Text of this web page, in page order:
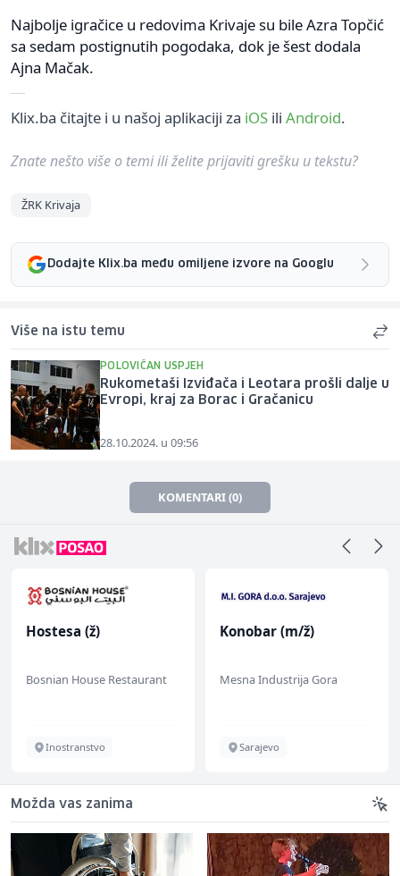
Najbolje igračice u redovima Krivaje su bile Azra Topčić
sa sedam postignutih pogodaka, dok je šest dodala
Ajna Mačak.
Klix.ba čitajte i u našoj aplikaciji za iOS ili Android.
Znate nešto više o temi ili želite prijaviti grešku u tekstu?
ŽRK Krivaja
Dodajte Klix.ba među omiljene izvore na Googlu
Više na istu temu
POLOVIČAN USPJEH
Rukometaši Izviđača i Leotara prošli dalje u
Evropi, kraj za Borac i Gračanicu
28.10.2024. u 09:56
KOMENTARI (0)
Hostesa (ž)
Bosnian House Restaurant
Inostranstvo
Konobar (m/ž)
Mesna Industrija Gora
Sarajevo
Možda vas zanima